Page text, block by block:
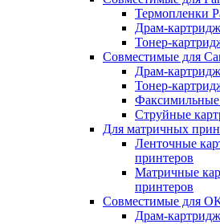
Термопленки
Драм-
Тонер-
Совместимые для
Драм-
Тонер-
Факсимильные
Струйные
Для матричных
Ленточные
принтеров
Матричные
принтеров
Совместимые для
Драм-